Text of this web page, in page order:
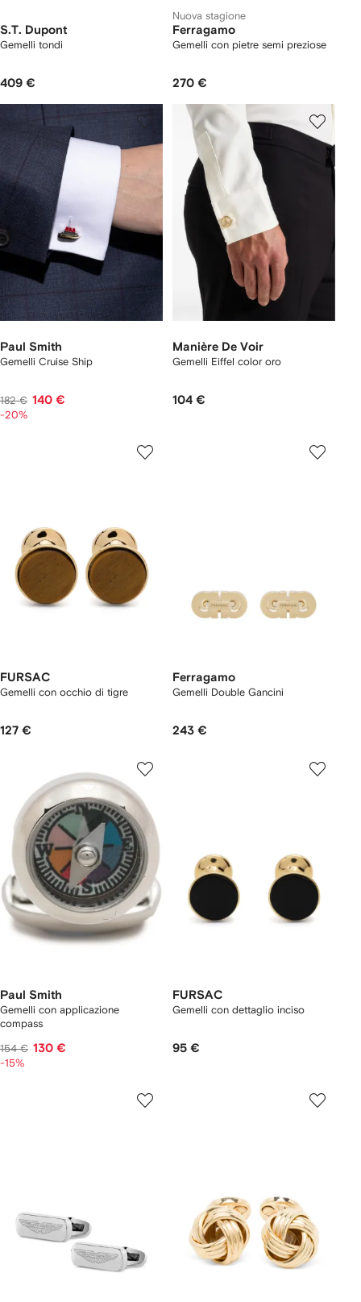
S.T. Dupont
Gemelli tondi
409 €
Nuova stagione
Ferragamo
Gemelli con pietre semi preziose
270 €
Paul Smith
Gemelli Cruise Ship
182 € 140 €
-20%
Manière De Voir
Gemelli Eiffel color oro
104 €
FURSAC
Gemelli con occhio di tigre
127 €
Ferragamo
Gemelli Double Gancini
243 €
Paul Smith
Gemelli con applicazione
compass
154 € 130 €
-15%
FURSAC
Gemelli con dettaglio inciso
95 €